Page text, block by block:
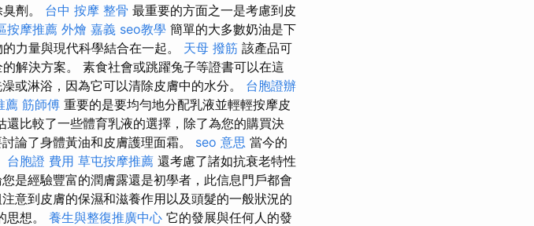
劑。 台中 按摩 整骨 最重要的方面之一是考慮到皮
按摩推薦 外燴 嘉義 seo教學 簡單的大多數奶油是下
力量與現代科學結合在一起。 天母 撥筋 該產品可
解決方案。 素食社會或跳躍兔子等證書可以在這
或淋浴，因為它可以清除皮膚中的水分。 台胞證辦
薦 筋師傅 重要的是要均勻地分配乳液並輕輕按摩皮
比較了一些體育乳液的選擇，除了為您的購買決
論了身體黃油和皮膚護理面霜。 seo 意思 當今的
台胞證 費用 草屯按摩推薦 還考慮了諸如抗衰老特性
是經驗豐富的潤膚露還是初學者，此信息門戶都會
意到皮膚的保濕和滋養作用以及頭髮的一般狀況的
思想。 養生與整復推廣中心 它的發展與任何人的發